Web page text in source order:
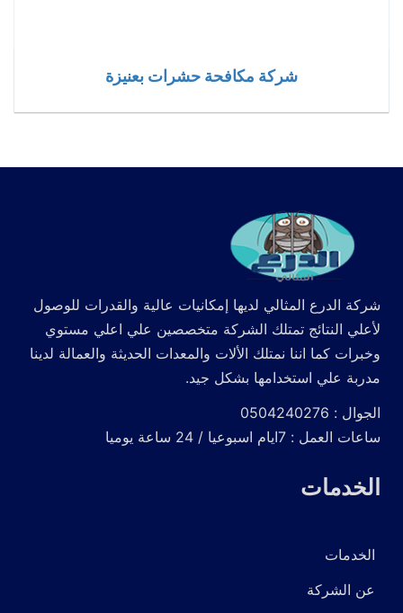
شركة مكافحة حشرات بعنيزة
شركة الدرع المثالي لديها إمكانيات عالية والقدرات للوصول
لأعلي النتائج تمتلك الشركة متخصصين علي اعلي مستوي
وخبرات كما اننا نمتلك الألات والمعدات الحديثة والعمالة لدينا
مدربة علي استخدامها بشكل جيد.
الجوال : 0504240276
ساعات العمل : 7ايام اسبوعيا / 24 ساعة يوميا
الخدمات
الخدمات
عن الشركة